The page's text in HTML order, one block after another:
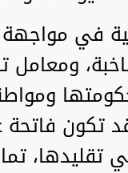
في
ومعامل
تكون فاتحة